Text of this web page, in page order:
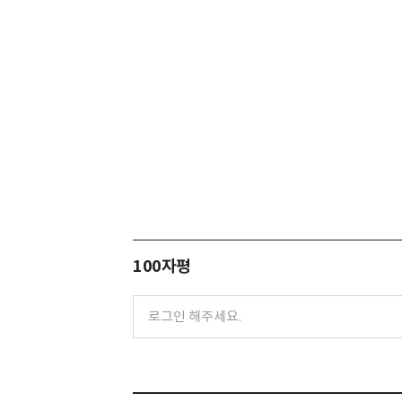
100자평